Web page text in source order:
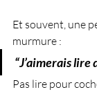
Et souvent, une
murmure :
“J’aimerais lire
Pas lire pour